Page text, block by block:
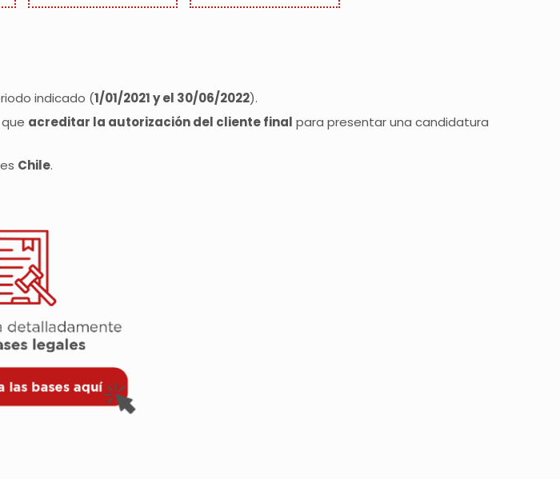
indicado (1/01/2021 y el 30/06/2022).
acreditar la autorización del cliente final para presentar una candidatura
Chile.